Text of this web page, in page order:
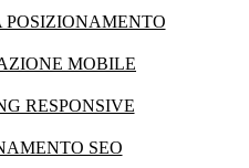
POSIZIONAMENTO
MOBILE
RESPONSIVE
SEO